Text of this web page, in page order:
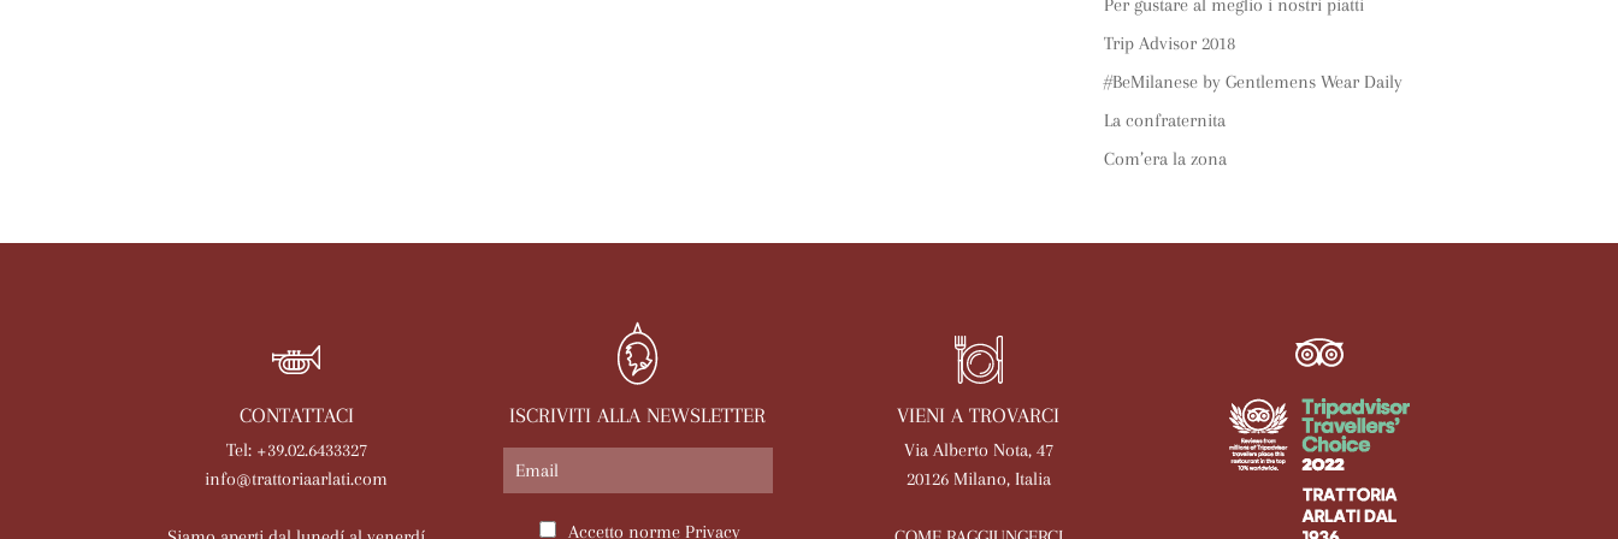
Per gustare al meglio i nostri piatti
Trip Advisor 2018
#BeMilanese by Gentlemens Wear Daily
La confraternita
Com’era la zona
CONTATTACI
Tel: +39.02.6433327
info@trattoriaarlati.com
ISCRIVITI ALLA NEWSLETTER
Accetto norme Privacy
VIENI A TROVARCI
Via Alberto Nota, 47
20126 Milano, Italia